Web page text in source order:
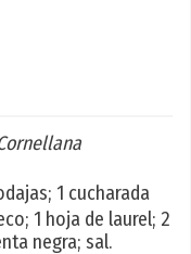
1 cucharada
1 hoja de laurel; 2
negra; sal.